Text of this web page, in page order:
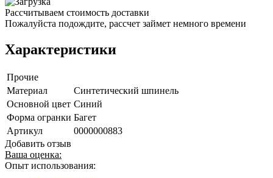
Рассчитываем стоимость доставки
Пожалуйста подождите, рассчет займет немного времени
Характеристики
Прочие
Материал
Синтетический шпинель
Основной цвет Синий
Форма огранки Багет
Артикул
0000000883
Добавить отзыв
Ваша оценка:
Опыт использования: